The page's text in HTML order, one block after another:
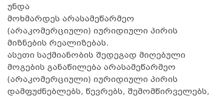
უნდა
მოხმარდეს არასამეწარმეო
(არაკომერციული) იურიდიული პირის
მიზნების რეალიზებას.
ასეთი საქმიანობის შედეგად მიღებული
მოგების განაწილება არასამეწარმეო
(არაკომერციული) იურიდიული პირის
დამფუძნებლებს, წევრებს, შემომწირველებს,